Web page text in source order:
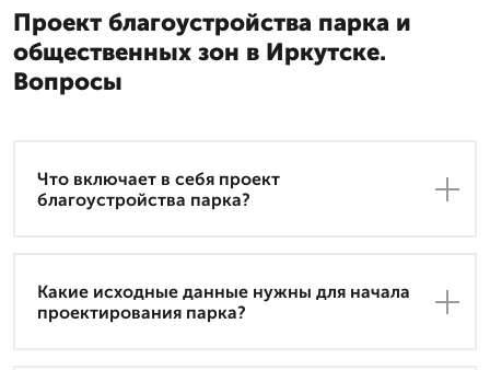
Проект благоустройства парка и
общественных зон в Иркутске.
Вопросы
Что включает в себя проект
благоустройства парка?
Какие исходные данные нужны для начала
проектирования парка?